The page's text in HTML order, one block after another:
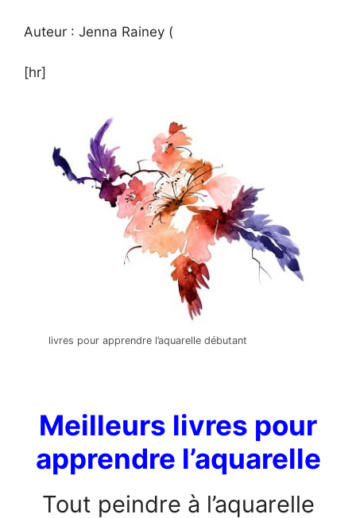
Auteur : Jenna Rainey (
[hr]
livres pour apprendre l’aquarelle débutant
Meilleurs livres pour
apprendre l’aquarelle
Tout peindre à l’aquarelle